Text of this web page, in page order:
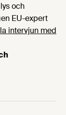
och
EU-expert
intervjun med